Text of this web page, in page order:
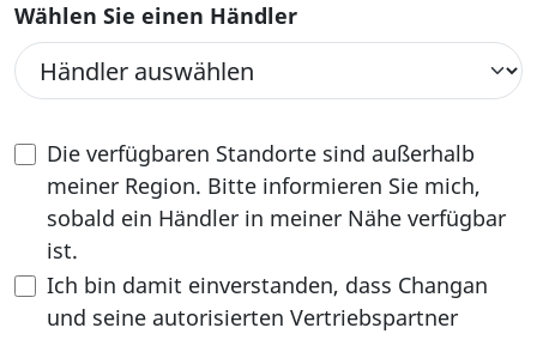
Wählen Sie einen Händler
Die verfügbaren Standorte sind außerhalb
meiner Region. Bitte informieren Sie mich,
sobald ein Händler in meiner Nähe verfügbar
ist.
Ich bin damit einverstanden, dass Changan
und seine autorisierten Vertriebspartner